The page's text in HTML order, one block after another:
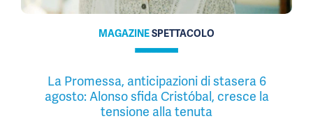
MAGAZINESPETTACOLO
La Promessa, anticipazioni di stasera 6
agosto: Alonso sfida Cristóbal, cresce la
tensione alla tenuta